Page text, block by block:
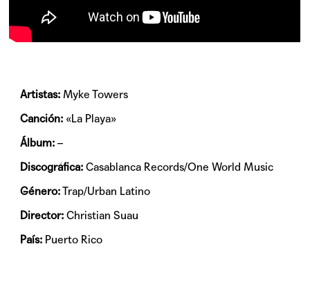
Artistas: Myke Towers
Canción: «La Playa»
Álbum: –
Discográfica: Casablanca Records/One World Music
Género:Trap/Urban Latino
Director: Christian Suau
País: Puerto Rico